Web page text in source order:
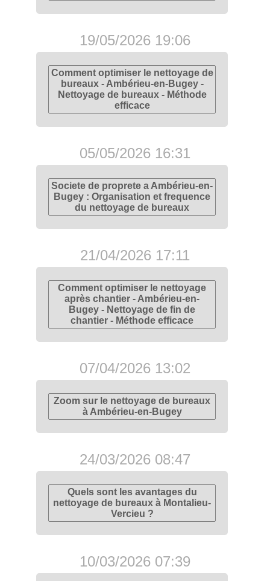
19/05/2026 19:06
Comment optimiser le nettoyage de
bureaux - Ambérieu-en-Bugey -
Nettoyage de bureaux - Méthode
efficace
05/05/2026 16:31
Societe de proprete a Ambérieu-en-
Bugey : Organisation et frequence
du nettoyage de bureaux
21/04/2026 17:11
Comment optimiser le nettoyage
après chantier - Ambérieu-en-
Bugey - Nettoyage de fin de
chantier - Méthode efficace
07/04/2026 13:02
Zoom sur le nettoyage de bureaux
à Ambérieu-en-Bugey
24/03/2026 08:47
Quels sont les avantages du
nettoyage de bureaux à Montalieu-
Vercieu ?
10/03/2026 07:39